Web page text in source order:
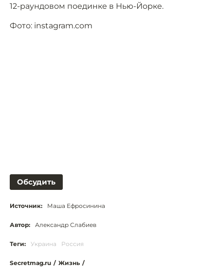
12-раундовом поединке в Нью-Йорке.
Фото: instagram.com
Обсудить
Источник: Маша Ефросинина
Автор: Александр Слабиев
Теги: Украина Россия
Secretmag.ru / Жизнь /